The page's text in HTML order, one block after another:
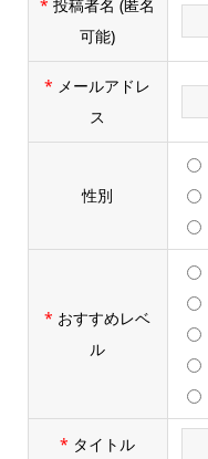
* 投稿者名 (匿名
可能)
* メールアドレ
ス
性別
* おすすめレベ
ル
* タイトル